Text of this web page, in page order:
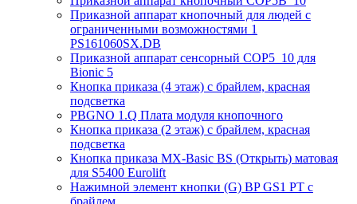
Приказной аппарат кнопочный для людей с
ограниченными возможностями 1
PS161060SX.DB
Приказной аппарат сенсорный COP5_10 для
Bionic 5
Кнопка приказа (4 этаж) с брайлем, красная
подсветка
PBGNO 1.Q Плата модуля кнопочного
Кнопка приказа (2 этаж) с брайлем, красная
подсветка
Кнопка приказа MX-Basic BS (Открыть) матовая
для S5400 Eurolift
Нажимной элемент кнопки (G) BP GS1 PT с
брайлем